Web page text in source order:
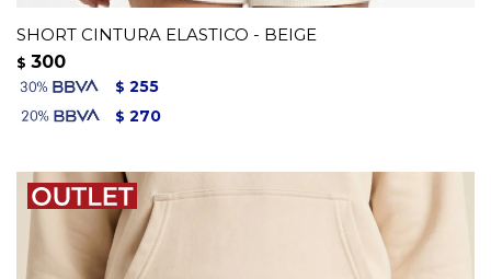
SHORT CINTURA ELASTICO - BEIGE
$ 300
$ 255
$ 270